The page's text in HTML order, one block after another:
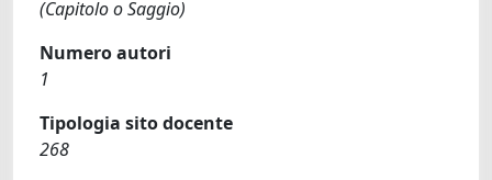
(Capitolo o Saggio)
Numero autori
1
Tipologia sito docente
268